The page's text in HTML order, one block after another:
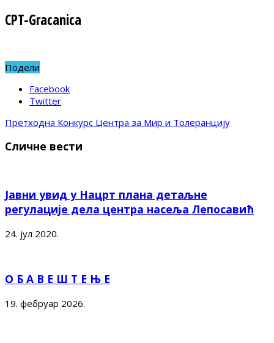
CPT-Gracanica
Подели
Facebook
Twitter
Претходна Конкурс Центра за Мир и Толеранцију
Сличне вести
Јавни увид у Нацрт плана детаљне
регулације дела центра насеља Лепосавић
24. јул 2020.
О Б А В Е Ш Т Е Њ Е
19. фебруар 2026.